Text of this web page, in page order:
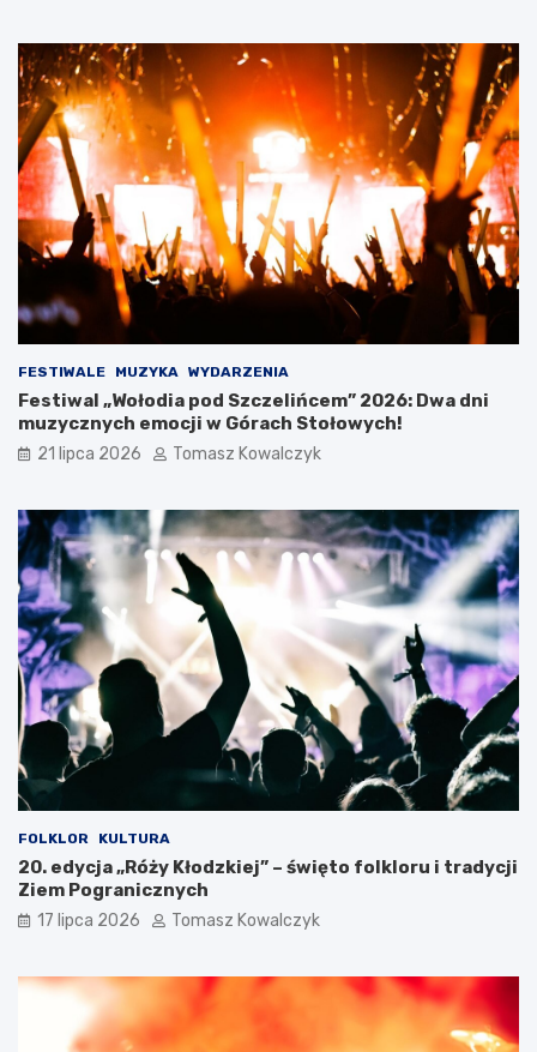
g
o
O
t
w
a
r
c
i
a
a
k
a
c
j
i
FESTIWALE MUZYKA WYDARZENIA
Festiwal „Wołodia pod Szczelińcem” 2026: Dwa dni
muzycznych emocji w Górach Stołowych!
21 lipca 2026 Tomasz Kowalczyk
FOLKLOR KULTURA
20. edycja „Róży Kłodzkiej” – święto folkloru i tradycji
Ziem Pogranicznych
17 lipca 2026 Tomasz Kowalczyk